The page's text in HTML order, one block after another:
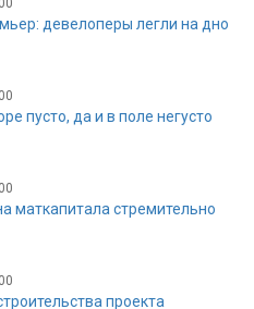
девелоперы легли на дно
пусто, да и в поле негусто
маткапитала стремительно
проекта